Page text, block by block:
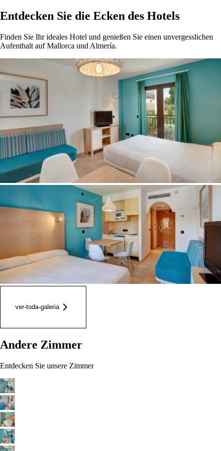
Entdecken Sie die Ecken des Hotels
Finden Sie Ihr ideales Hotel und genießen Sie einen unvergesslichen
Aufenthalt auf Mallorca und Almería.
ver-toda-galeria
Andere Zimmer
Entdecken Sie unsere Zimmer